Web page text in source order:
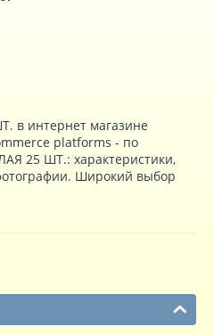
в интернет магазине
platforms - по
25 ШТ.: характеристики,
Широкий выбор